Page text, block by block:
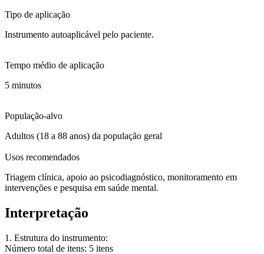
Tipo de aplicação
Instrumento autoaplicável pelo paciente.
Tempo médio de aplicação
5 minutos
População-alvo
Adultos (18 a 88 anos) da população geral
Usos recomendados
Triagem clínica, apoio ao psicodiagnóstico, monitoramento em
intervenções e pesquisa em saúde mental.
Interpretação
1. Estrutura do instrumento:
Número total de itens: 5 itens